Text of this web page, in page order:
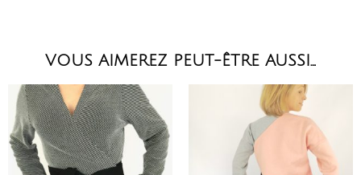
VOUS AIMEREZ PEUT-ÊTRE AUSSI…